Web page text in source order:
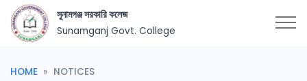
সুনামগঞ্জ সরকারি কলেজ
Sunamganj Govt. College
HOME NOTICES